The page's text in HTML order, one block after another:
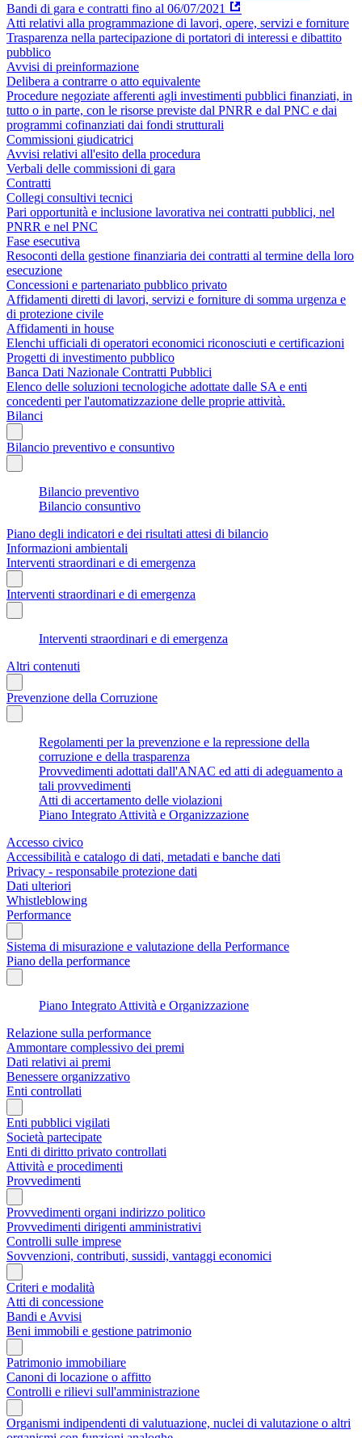
Bandi di gara e contratti fino al 06/07/2021
Atti relativi alla programmazione di lavori, opere, servizi e forniture
Trasparenza nella partecipazione di portatori di interessi e dibattito
pubblico
Avvisi di preinformazione
Delibera a contrarre o atto equivalente
Procedure negoziate afferenti agli investimenti pubblici finanziati, in
tutto o in parte, con le risorse previste dal PNRR e dal PNC e dai
programmi cofinanziati dai fondi strutturali
Commissioni giudicatrici
Avvisi relativi all'esito della procedura
Verbali delle commissioni di gara
Contratti
Collegi consultivi tecnici
Pari opportunità e inclusione lavorativa nei contratti pubblici, nel
PNRR e nel PNC
Fase esecutiva
Resoconti della gestione finanziaria dei contratti al termine della loro
esecuzione
Concessioni e partenariato pubblico privato
Affidamenti diretti di lavori, servizi e forniture di somma urgenza e
di protezione civile
Affidamenti in house
Elenchi ufficiali di operatori economici riconosciuti e certificazioni
Progetti di investimento pubblico
Banca Dati Nazionale Contratti Pubblici
Elenco delle soluzioni tecnologiche adottate dalle SA e enti
concedenti per l'automatizzazione delle proprie attività.
Bilanci
Bilancio preventivo e consuntivo
Bilancio preventivo
Bilancio consuntivo
Piano degli indicatori e dei risultati attesi di bilancio
Informazioni ambientali
Interventi straordinari e di emergenza
Interventi straordinari e di emergenza
Interventi straordinari e di emergenza
Altri contenuti
Prevenzione della Corruzione
Regolamenti per la prevenzione e la repressione della
corruzione e della trasparenza
Provvedimenti adottati dall'ANAC ed atti di adeguamento a
tali provvedimenti
Atti di accertamento delle violazioni
Piano Integrato Attività e Organizzazione
Accesso civico
Accessibilità e catalogo di dati, metadati e banche dati
Privacy - responsabile protezione dati
Dati ulteriori
Whistleblowing
Performance
Sistema di misurazione e valutazione della Performance
Piano della performance
Piano Integrato Attività e Organizzazione
Relazione sulla performance
Ammontare complessivo dei premi
Dati relativi ai premi
Benessere organizzativo
Enti controllati
Enti pubblici vigilati
Società partecipate
Enti di diritto privato controllati
Attività e procedimenti
Provvedimenti
Provvedimenti organi indirizzo politico
Provvedimenti dirigenti amministrativi
Controlli sulle imprese
Sovvenzioni, contributi, sussidi, vantaggi economici
Criteri e modalità
Atti di concessione
Bandi e Avvisi
Beni immobili e gestione patrimonio
Patrimonio immobiliare
Canoni di locazione o affitto
Controlli e rilievi sull'amministrazione
Organismi indipendenti di valutuazione, nuclei di valutazione o altri